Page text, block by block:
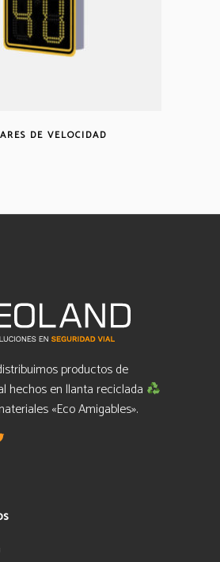
DE VELOCIDAD
productos de
hechos en llanta reciclada
«Eco Amigables».